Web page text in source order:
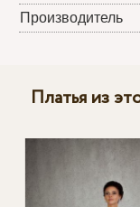
Производитель
Платья из